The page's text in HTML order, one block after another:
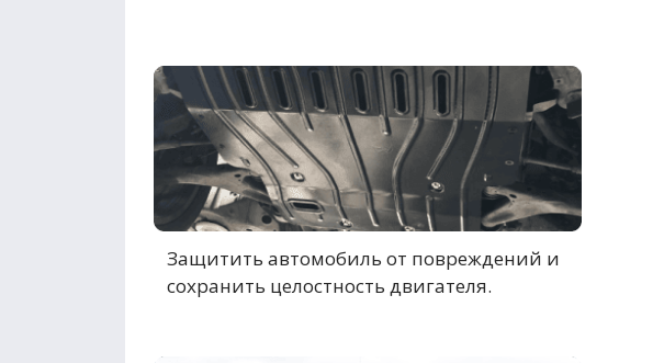
Защитить автомобиль от повреждений и
сохранить целостность двигателя.